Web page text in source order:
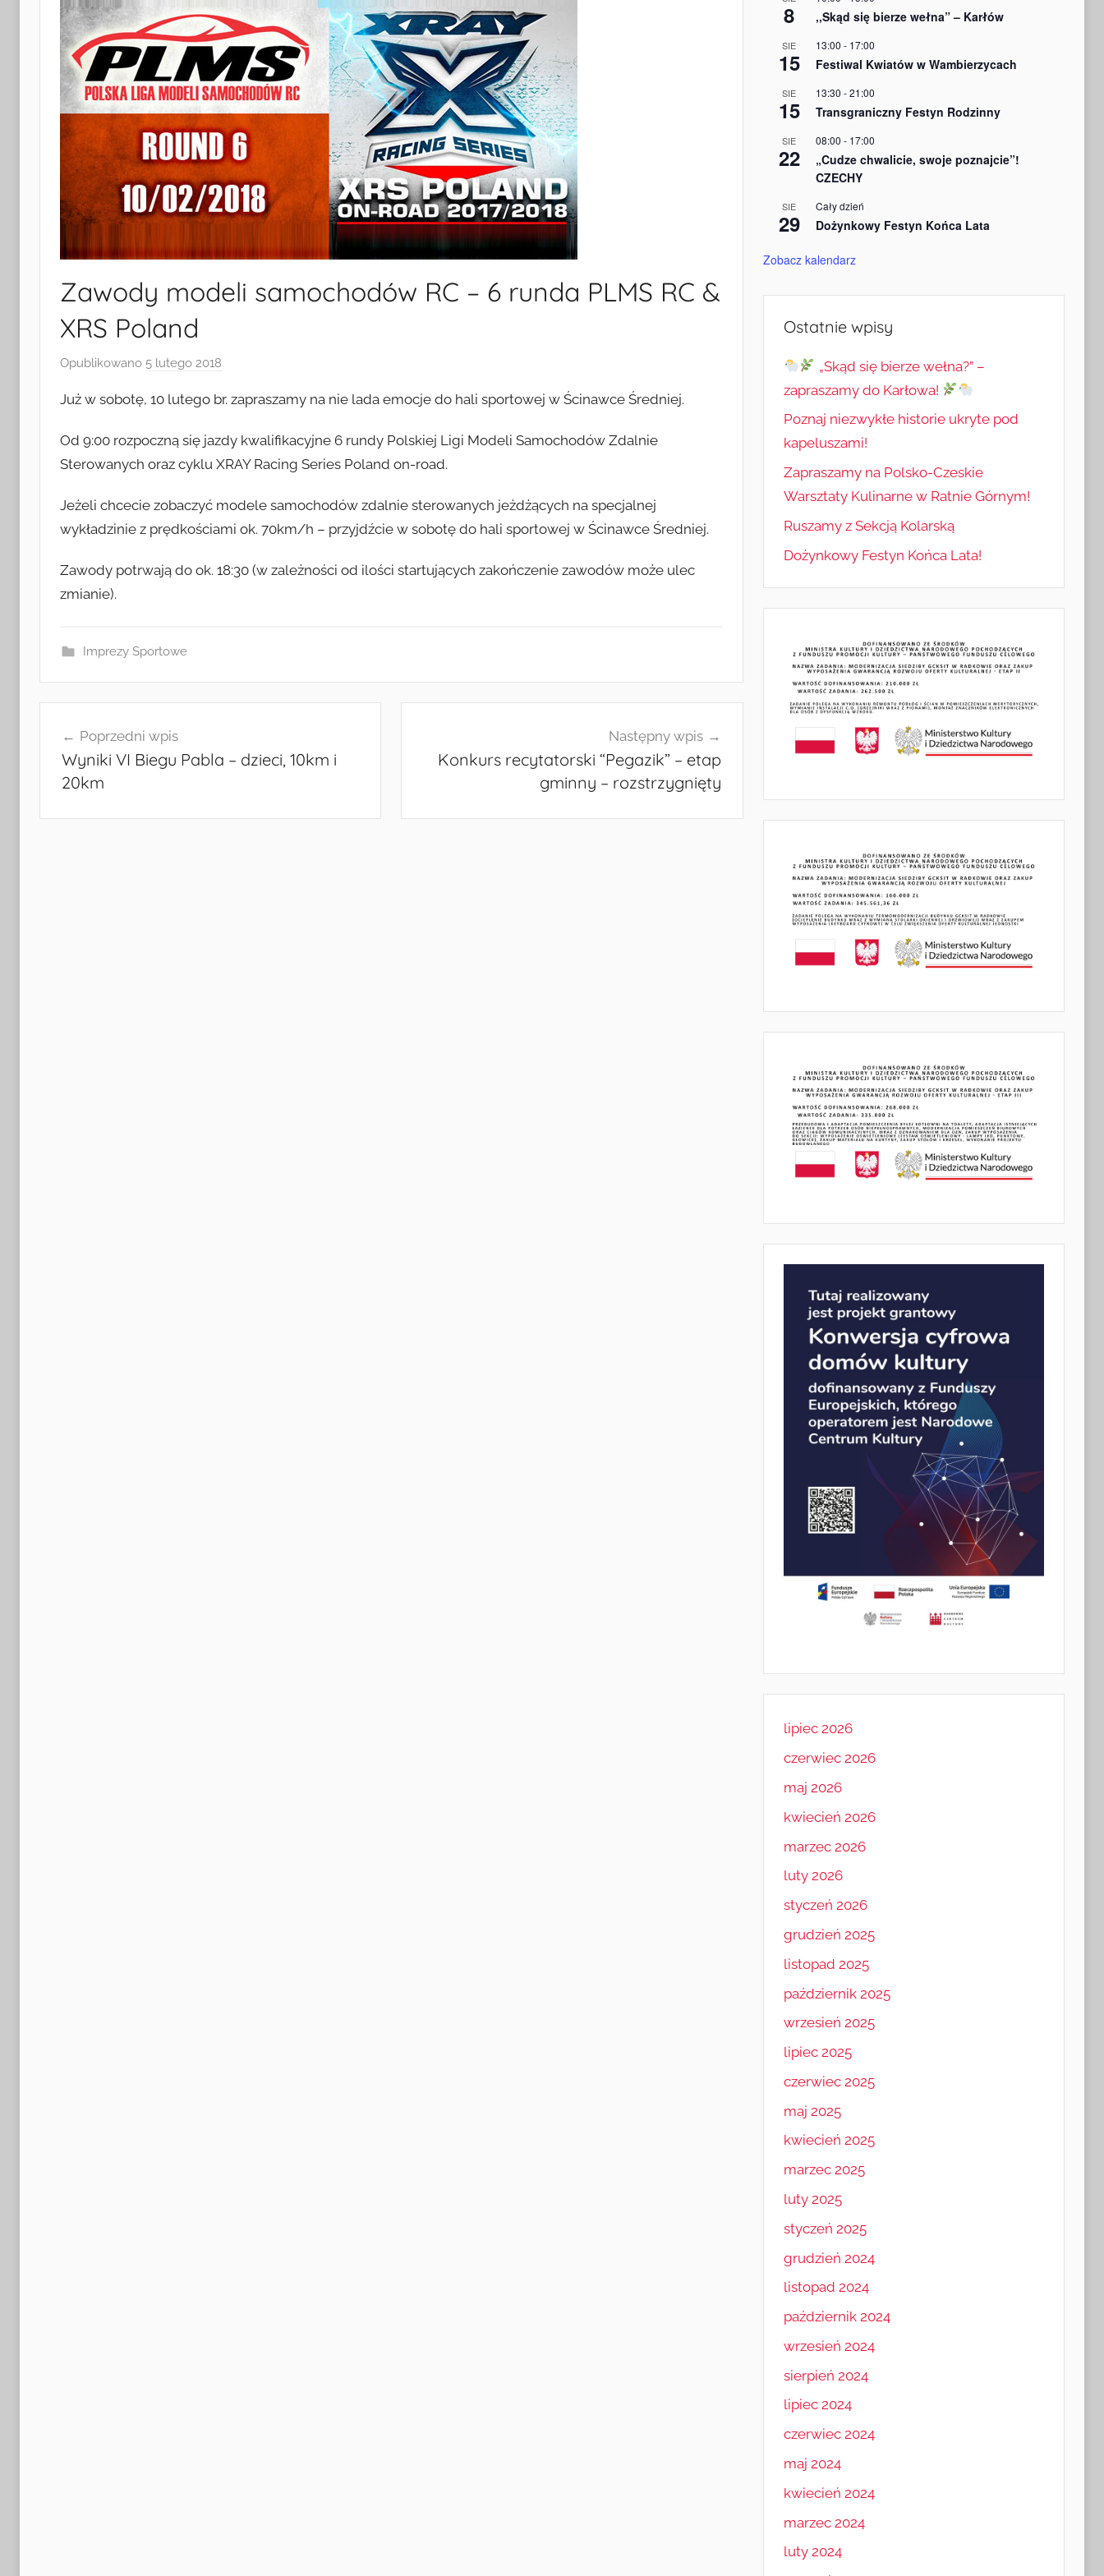
Turystyki
w
Radkowie
Zawody modeli samochodów RC – 6 runda PLMS RC &
XRS Poland
Opublikowano 5 lutego 2018
z
z
a
m
i
Już w sobotę, 10 lutego br. zapraszamy na nie lada emocje do hali sportowej w Ścinawce Średniej.
Od 9:00 rozpoczną się jazdy kwalifikacyjne 6 rundy Polskiej Ligi Modeli Samochodów Zdalnie
Sterowanych oraz cyklu XRAY Racing Series Poland on-road.
Jeżeli chcecie zobaczyć modele samochodów zdalnie sterowanych jeżdżących na specjalnej
wykładzinie z prędkościami ok. 70km/h – przyjdźcie w sobotę do hali sportowej w Ścinawce Średniej.
Zawody potrwają do ok. 18:30 (w zależności od ilości startujących zakończenie zawodów może ulec
zmianie).
Imprezy Sportowe
wpisuPoprzedni wpis
Wyniki VI Biegu Pabla – dzieci, 10km i
20km
Następny wpis
Konkurs recytatorski “Pegazik” – etap
gminny – rozstrzygnięty
8 ,,Skąd się bierze wełna” – Karłów
SIE
15
13:00 - 17:00
Festiwal Kwiatów w Wambierzycach
SIE
15
13:30 -21:00
Transgraniczny Festyn Rodzinny
SIE
22
08:00 - 17:00
„Cudze chwalicie, swoje poznajcie”!
CZECHY
SIE
29
Cały dzień
Dożynkowy Festyn Końca Lata
Zobacz kalendarz
Ostatnie wpisy
„Skąd się bierze wełna?” –
zapraszamy do Karłowa!
Poznaj niezwykłe historie ukryte pod
kapeluszami!
Zapraszamy na Polsko-Czeskie
Warsztaty Kulinarne w Ratnie Górnym!
Ruszamy z Sekcją Kolarską
Dożynkowy Festyn Końca Lata!
lipiec 2026
czerwiec 2026
maj 2026
kwiecień 2026
marzec 2026
luty 2026
styczeń 2026
grudzień 2025
listopad 2025
październik 2025
wrzesień 2025
lipiec 2025
czerwiec 2025
maj 2025
kwiecień 2025
marzec 2025
luty 2025
styczeń 2025
grudzień 2024
listopad 2024
październik 2024
wrzesień 2024
sierpień 2024
lipiec 2024
czerwiec 2024
maj 2024
kwiecień 2024
marzec 2024
luty 2024